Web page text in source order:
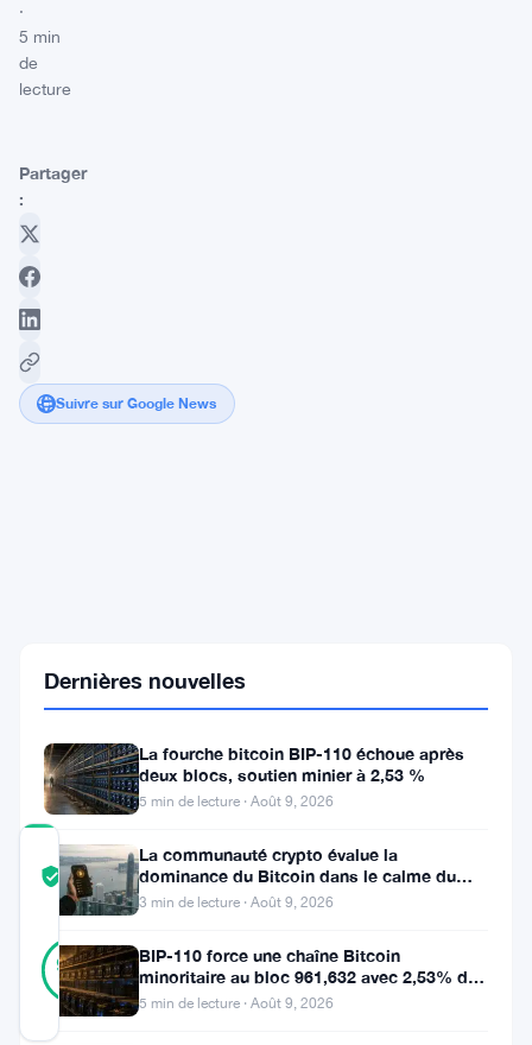
·
5 min
de
lecture
Partager
:
Suivre sur Google News
Transfrontaliers,
Cherchent
COMMUNITY
TRUST
SCORE
Vérifié
92%
RÉEL
Vérifié
votes
Mis à jour 3 mois il y a
Dernières nouvelles
La fourche bitcoin BIP-110 échoue après
deux blocs, soutien minier à 2,53 %
5 min de lecture · Août 9, 2026
La communauté crypto évalue la
dominance du Bitcoin dans le calme du
week-end
3 min de lecture · Août 9, 2026
BIP-110 force une chaîne Bitcoin
minoritaire au bloc 961,632 avec 2,53% de
soutien des mineurs
5 min de lecture · Août 9, 2026